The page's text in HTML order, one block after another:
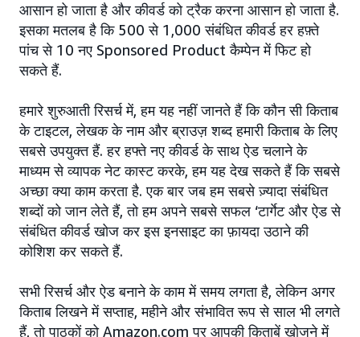
आसान हो जाता है और कीवर्ड को ट्रैक करना आसान हो जाता है.
इसका मतलब है कि 500 से 1,000 संबंधित कीवर्ड हर हफ़्ते
पांच से 10 नए Sponsored Product कैम्पेन में फिट हो
सकते हैं.
हमारे शुरुआती रिसर्च में, हम यह नहीं जानते हैं कि कौन सी किताब
के टाइटल, लेखक के नाम और ब्राउज़ शब्द हमारी किताब के लिए
सबसे उपयुक्त हैं. हर हफ्ते नए कीवर्ड के साथ ऐड चलाने के
माध्यम से व्यापक नेट कास्ट करके, हम यह देख सकते हैं कि सबसे
अच्छा क्या काम करता है. एक बार जब हम सबसे ज़्यादा संबंधित
शब्दों को जान लेते हैं, तो हम अपने सबसे सफल ‘टार्गेट और ऐड से
संबंधित कीवर्ड खोज कर इस इनसाइट का फ़ायदा उठाने की
कोशिश कर सकते हैं.
सभी रिसर्च और ऐड बनाने के काम में समय लगता है, लेकिन अगर
किताब लिखने में सप्ताह, महीने और संभावित रूप से साल भी लगते
हैं, तो पाठकों को Amazon.com पर आपकी किताबें खोजने में